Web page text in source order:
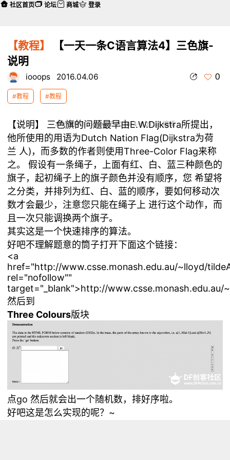
【教程】
【一天一条C语言算法4】三色旗-
说明
iooops 2016.04.06 0
#教程 #教程
本帖最后由 iooops 于 2016-4-6 21:36 编辑
【说明】
三色旗的问题最早由E.W.Dijkstra所提出，
他所使用的用语为Dutch Nation Flag(Dijkstra为荷
兰 人)，而多数的作者则使用Three-Color Flag来称
之。 假设有一条绳子，上面有红、白、蓝三种颜色的
旗子，起初绳子上的旗子颜色并没有顺序，您 希望将
之分类，并排列为红、白、蓝的顺序，要如何移动次
数才会最少，注意您只能在绳子上 进行这个动作，而
且一次只能调换两个旗子。
其实这是一个快速排序的算法。
好吧不理解题意的筒子打开下面这个链接：
<a
href="http://www.csse.monash.edu.au/~lloyd/
rel="nofollow""
target="_blank">http://www.csse.monash.edu.au/
然后到
Three Colours版块
点go 然后就会出一个随机数，排好序啦。
好吧这是怎么实现的呢？~
社区首页 论坛 商城 登录